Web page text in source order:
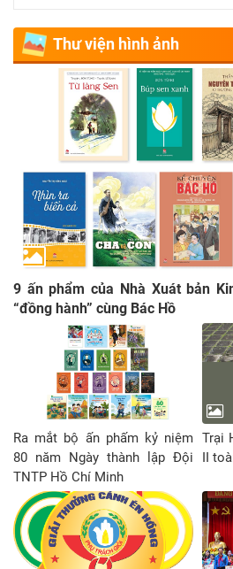
Thư viện hình ảnh
9 ấn phẩm của Nhà Xuát bản
“đồng hành” cùng Bác Hồ
Ra mắt bộ ấn phấm kỷ niệm
80 năm Ngày thành lập Đội
TNTP Hồ Chí Minh
Trại
II